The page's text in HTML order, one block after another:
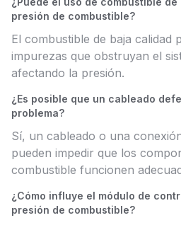
presión de combustible?
El combustible de baja calidad
impurezas que obstruyan el
afectando la presión.
¿Es posible que un cableado
problema?
Sí, un cableado o una
pueden impedir que los
combustible funcionen
¿Cómo influye el módulo de
presión de combustible?